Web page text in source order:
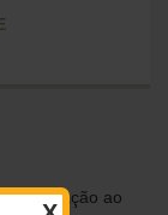
saudação ao